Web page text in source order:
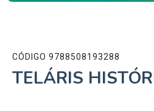
CÓDIGO 9788508193288
TELÁRIS